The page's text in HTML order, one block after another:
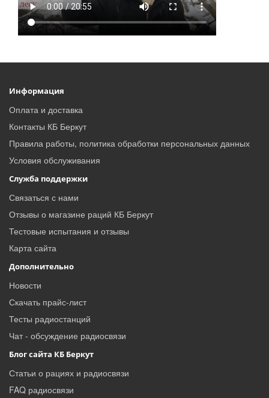
Информация
Оплата и доставка
Контакты КБ Беркут
Правила работы, политика обработки персональных данных
Условия обслуживания
Служба поддержки
Связаться с нами
Отзывы о магазине раций КБ Беркут
Тестовые испытания и отзывы
Карта сайта
Дополнительно
Новости
Скачать прайс-лист
Тесты радиостанций
Чат - обсуждение радиосвязи
Блог сайта КБ Беркут
Статьи о рациях и радиосвязи
FAQ радиосвязи